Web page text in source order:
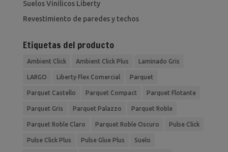
Suelos Vinilicos Liberty
Revestimiento de paredes y techos
Etiquetas del producto
Ambient Click Ambient Click Plus Laminado Gris
LARGO Liberty Flex Comercial Parquet
Parquet Castello Parquet Compact Parquet Flotante
Parquet Gris Parquet Palazzo Parquet Roble
Parquet Roble Claro Parquet Roble Oscuro Pulse Click
Pulse Click Plus Pulse Glue Plus Suelo